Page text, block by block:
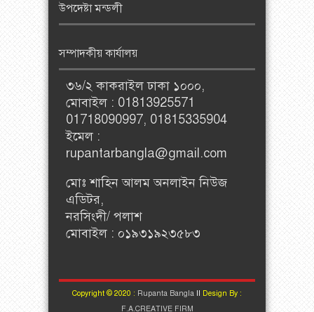
উপদেষ্টা মন্ডলী
সম্পাদকীয় কার্যালয়
৩৬/২ কাকরাইল ঢাকা ১০০০,
মোবাইল : 01813925571
01718090997, 01815335904
ইমেল :
rupantarbangla@gmail.com
মোঃ শাহিন আলম অনলাইন নিউজ
এডিটর,
নরসিংদী/ পলাশ
মোবাইল : ০১৯৩১৯২৩৫৮৩
Copyright © 2020 : Rupanta Bangla II Design By :
F.A.CREATIVE FIRM